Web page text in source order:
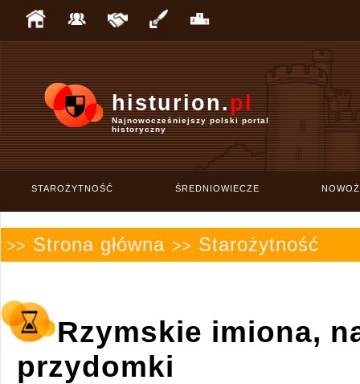
histurion.pl
Najnowocześniejszy polski portal
historyczny
STAROŻYTNOŚĆ ŚREDNIOWIECZE
>> Strona główna >> Starożytność
Rzymskie imiona,
przydomki